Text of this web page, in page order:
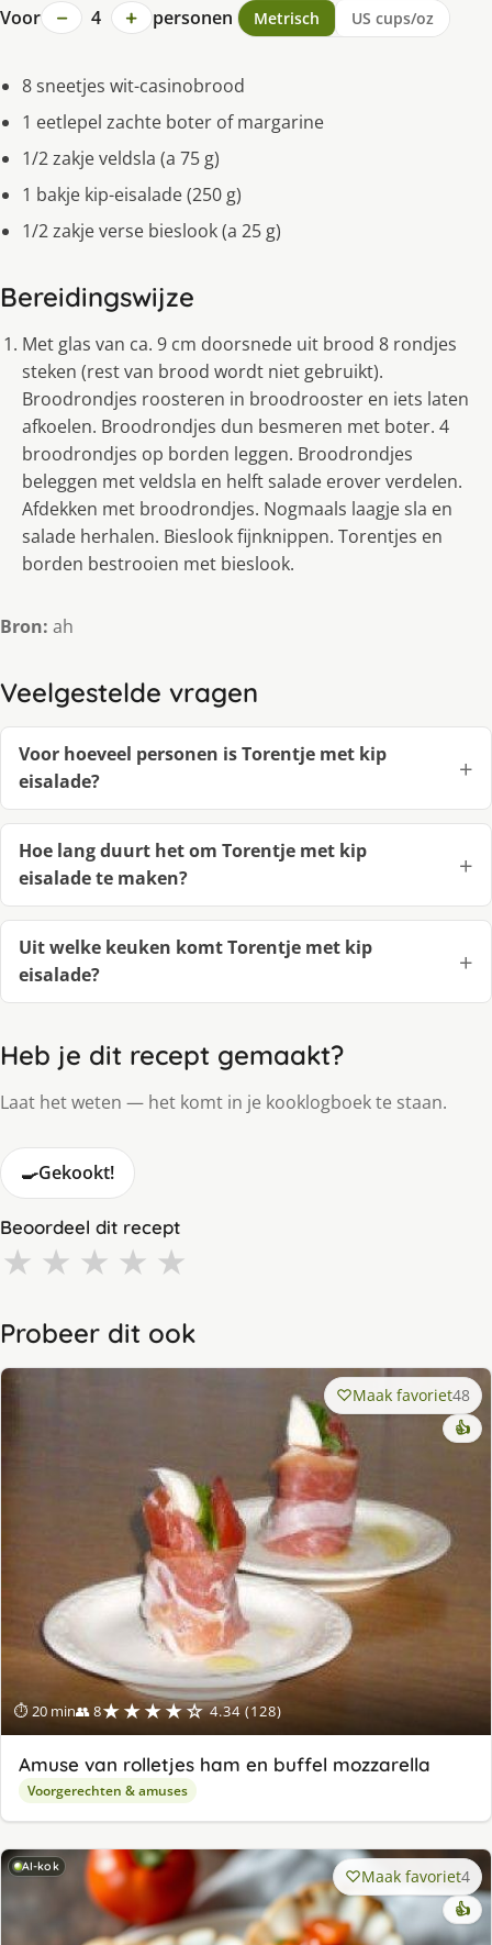
Voor − 4 + personen Metrisch US cups/oz
8 sneetjes wit-casinobrood
1 eetlepel zachte boter of margarine
1/2 zakje veldsla (a 75 g)
1 bakje kip-eisalade (250 g)
1/2 zakje verse bieslook (a 25 g)
Bereidingswijze
Met glas van ca. 9 cm doorsnede uit brood 8 rondjes
steken (rest van brood wordt niet gebruikt).
Broodrondjes roosteren in broodrooster en iets laten
afkoelen. Broodrondjes dun besmeren met boter. 4
broodrondjes op borden leggen. Broodrondjes
beleggen met veldsla en helft salade erover verdelen.
Afdekken met broodrondjes. Nogmaals laagje sla en
salade herhalen. Bieslook fijnknippen. Torentjes en
borden bestrooien met bieslook.
Bron: ah
Veelgestelde vragen
Voor hoeveel personen is Torentje met kip
eisalade?
Hoe lang duurt het om Torentje met kip
eisalade te maken?
Uit welke keuken komt Torentje met kip
eisalade?
Heb je dit recept gemaakt?
Laat het weten — het komt in je kooklogboek te staan.
🍳Gekookt!
Beoordeel dit recept
★ ★ ★ ★ ★
Probeer dit ook
⏱ 20 min👥 8★★★★☆ 4.34 (128)
Maak favoriet48
👍
Amuse van rolletjes ham en buffel mozzarella
Voorgerechten & amuses
AI-kok Maak favoriet4
👍